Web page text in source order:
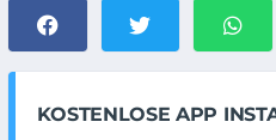
KOSTENLOSE APP